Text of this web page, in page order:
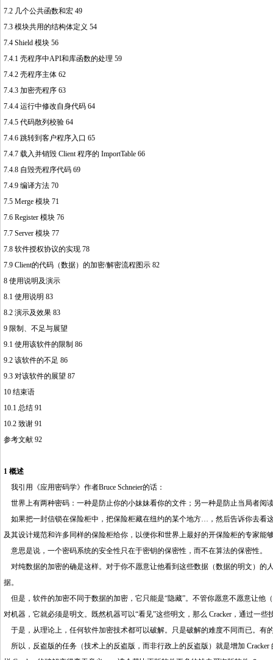
7.2 几个公共函数和宏 49
7.3 模块共用的结构体定义 54
7.4 Shield 模块 56
7.4.1 壳程序中API和库函数的处理 59
7.4.2 壳程序主体 62
7.4.3 加密壳程序 63
7.4.4 运行中修改自身代码 64
7.4.5 代码散列校验 64
7.4.6 跳转到客户程序入口 65
7.4.7 载入并销毁 Client 程序的 ImportTable 66
7.4.8 自毁壳程序代码 69
7.4.9 编译方法 70
7.5 Merge 模块 71
7.6 Register 模块 76
7.7 Server 模块 77
7.8 软件授权协议的实现 78
7.9 Client的代码（数据）的加密/解密流程图示 82
8 使用说明及演示
8.1 使用说明 83
8.2 演示及效果 83
9 限制、不足与展望
9.1 使用该软件的限制 86
9.2 该软件的不足 86
9.3 对该软件的展望 87
10 结束语
10.1 总结 91
10.2 致谢 91http://www.16sheji8.cn/
参考文献 92
1 概述
我引用《应用密码学》作者Bruce Schneier的话：
世界上有两种密码：一种是防止你的小妹妹看你的文件；另一种是防止当局者阅
如果把一封信锁在保险柜中，把保险柜藏在纽约的某个地方…，然后告诉你去看
及其设计规范和许多同样的保险柜给你，以便你和世界上最好的开保险柜的专家
意思是说，一个密码系统的安全性只在于密钥的保密性，而不在算法的保密性。
对纯数据的加密的确是这样。对于你不愿意让他看到这些数据（数据的明文）的
据。
但是，软件的加密不同于数据的加密，它只能是“隐藏”。不管你愿意不愿意让他
对机器，它就必须是明文。既然机器可以“看见”这些明文，那么 Cracker，通过一些
于是，从理论上，任何软件加密技术都可以破解。只是破解的难度不同而已。有
所以，反盗版的任务（技术上的反盗版，而非行政上的反盗版）就是增加